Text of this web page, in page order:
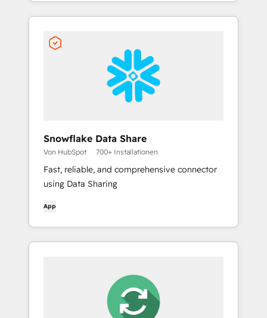
Snowflake Data Share
Von HubSpot 700+ Installationen
Fast, reliable, and comprehensive connector
using Data Sharing
App